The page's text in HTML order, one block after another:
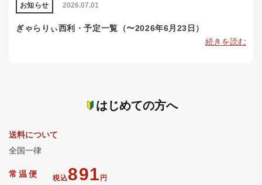
2026.07.01
お知らせ
ぎゃらりぃ西利・予定一覧（〜2026年6月23日）
続きを読む
はじめての方へ
送料について
全国一律
常温便 税込891 円